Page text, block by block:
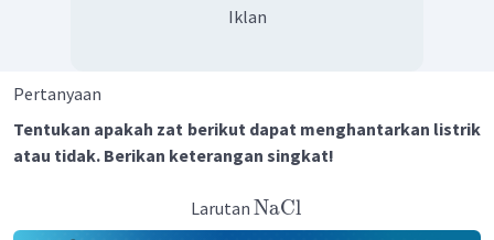
Iklan
Pertanyaan
Tentukan apakah zat berikut dapat menghantarkan listrik
atau tidak. Berikan keterangan singkat!
Larutan NaCl